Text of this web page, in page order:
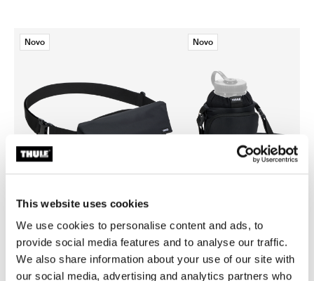
This website uses cookies
We use cookies to personalise content and ads, to
provide social media features and to analyse our traffic.
We also share information about your use of our site with
our social media, advertising and analytics partners who
Novo
Thule EnRoute
bolsa sling 2L preta
Novo
Thule EnRoute
suporte para garrafa d'água